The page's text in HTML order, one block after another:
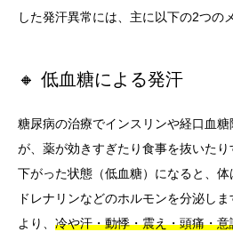
した発汗異常には、主に以下の2つの
🔸 低血糖による発汗
糖尿病の治療でインスリンや経口血
が、薬が効きすぎたり食事を抜いた
下がった状態（低血糖）になると、
ドレナリンなどのホルモンを分泌し
より、 冷や汗・動悸・震え・頭痛・